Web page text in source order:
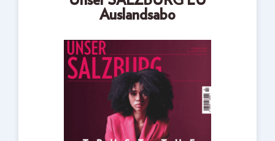
Auslandsabo